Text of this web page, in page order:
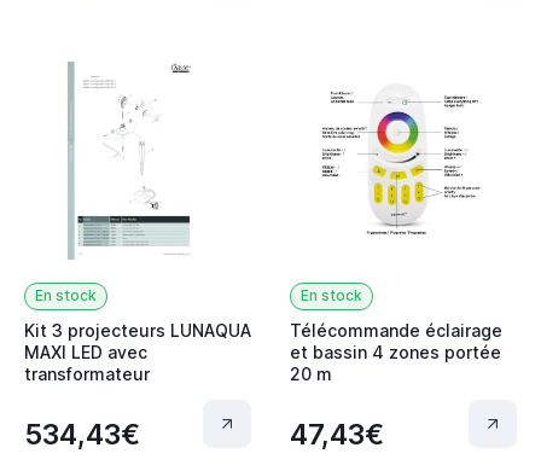
En stock
Kit 3 projecteurs LUNAQUA
MAXI LED avec
transformateur
534,43€
En stock
Télécommande éclairage
et bassin 4 zones portée
20 m
47,43€